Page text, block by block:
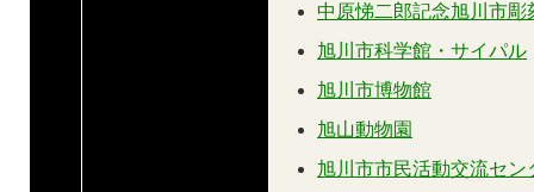
中原悌二郎記念旭川市
旭川市科学館・サイパル
旭川市博物館
旭山動物園
旭川市市民活動交流セン